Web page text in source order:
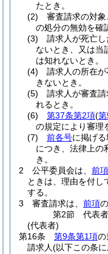
たとき。
(2)
審査請求の対
の処分の無効を確
(3)
請求人が死亡
ないとき、又は当
は知れないとき。
(4)
請求人の所在
きないとき。
(5)
請求人が審査
れるとき。
(6)
第37条第2項(
の規定により審理
(7)
前各号に掲げ
につき、法律上の
き。
2
公平委員会は、 前項
ときは、理由を付し
する。
3
審査請求は、 前項
第2節
代表
(代表者)
第16条
第9条第1項の
請求人(以下この条